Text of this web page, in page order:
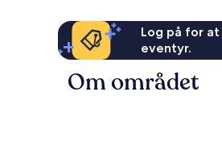
Log på for
eventyr.
Om området